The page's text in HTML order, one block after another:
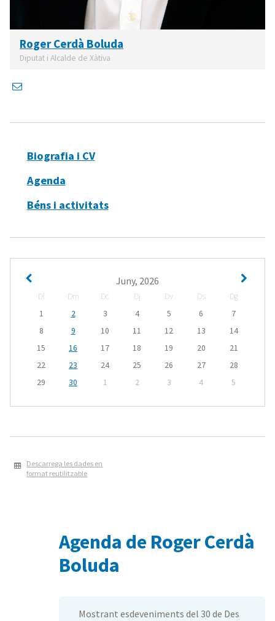
Roger Cerdà Boluda
Diputat i Alcalde de Xàtiva
Biografia i CV
Agenda
Béns i activitats
Juny, 2026
Dl Dm Dc Dj Dv Ds
Dg
1
2 3 4 5 6
7
8
9 10 11 12 13
14
15
16 17 18 19 20
21
22
23 24 25 26 27
28
29
30 1 2 3 4 5
Descarrega les dades en
format reutilitzable
Agenda de Roger Cerdà
Boluda
Mostrant esdeveniments del 30 de Des